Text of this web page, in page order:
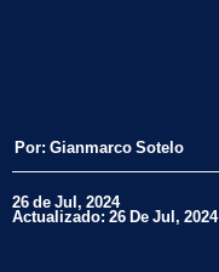
Por: Gianmarco Sotelo
26 de Jul, 2024
Actualizado: 26 De Jul, 2024